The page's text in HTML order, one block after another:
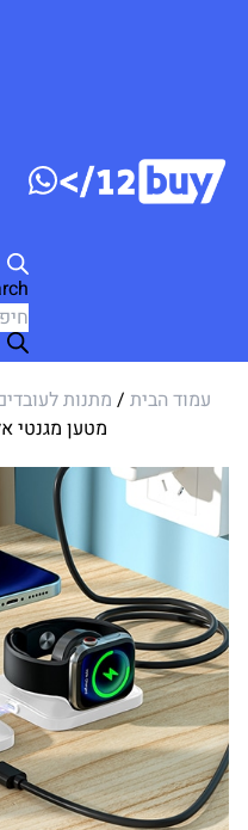
עמוד הבית/מתנות לעובדים
מטען מגנטי